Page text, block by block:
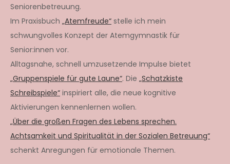
Seniorenbetreuung.
Im Praxisbuch „Atemfreude“ stelle ich mein
schwungvolles Konzept der Atemgymnastik für
Senior:innen vor.
Alltagsnahe, schnell umzusetzende Impulse bietet
„Gruppenspiele für gute Laune“. Die „Schatzkiste
Schreibspiele“ inspiriert alle, die neue kognitive
Aktivierungen kennenlernen wollen.
„Über die großen Fragen des Lebens sprechen.
Achtsamkeit und Spiritualität in der Sozialen Betreuung“
schenkt Anregungen für emotionale Themen.